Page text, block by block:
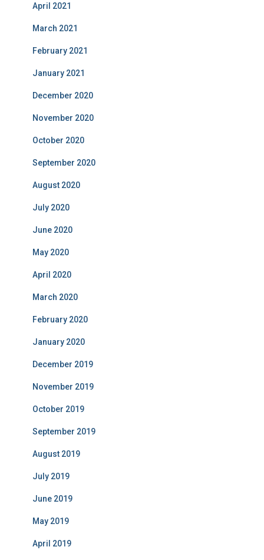
April 2021
March 2021
February 2021
January 2021
December 2020
November 2020
October 2020
September 2020
August 2020
July 2020
June 2020
May 2020
April 2020
March 2020
February 2020
January 2020
December 2019
November 2019
October 2019
September 2019
August 2019
July 2019
June 2019
May 2019
April 2019